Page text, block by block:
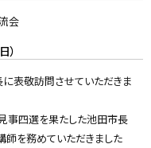
会
）
表敬訪問させていただきま
事四選を果たした池田市長
師を務めていただきました